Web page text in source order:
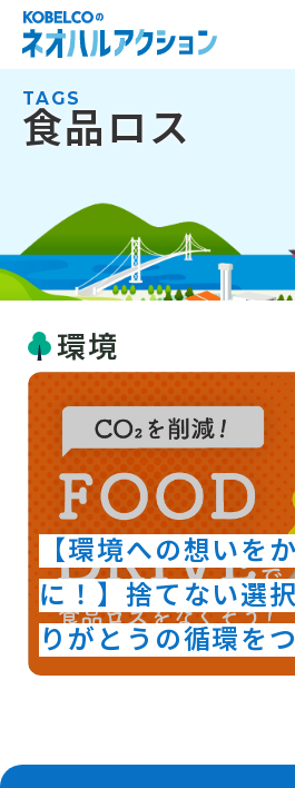
TAGS
食品ロス
環境
【環境への想いを
に！】捨てない選
りがとうの循環を